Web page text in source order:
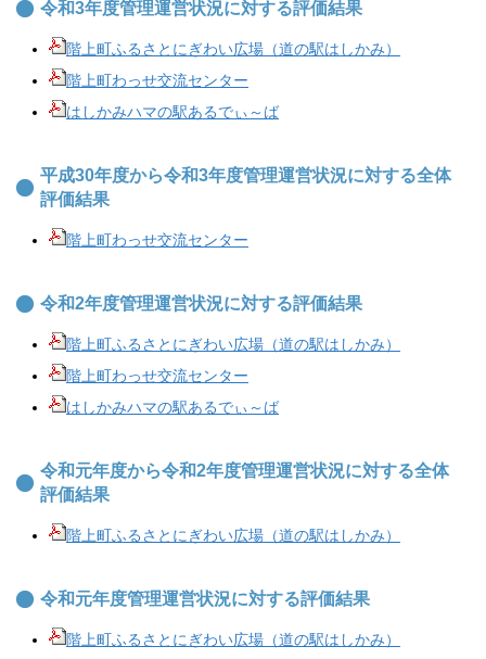
令和3年度管理運営状況に対する評価結果
階上町ふるさとにぎわい広場（道の駅はしかみ）
階上町わっせ交流センター
はしかみハマの駅あるでぃ～ば
平成30年度から令和3年度管理運営状況に対する全体
評価結果
階上町わっせ交流センター
令和2年度管理運営状況に対する評価結果
階上町ふるさとにぎわい広場（道の駅はしかみ）
階上町わっせ交流センター
はしかみハマの駅あるでぃ～ば
令和元年度から令和2年度管理運営状況に対する全体
評価結果
階上町ふるさとにぎわい広場（道の駅はしかみ）
令和元年度管理運営状況に対する評価結果
階上町ふるさとにぎわい広場（道の駅はしかみ）